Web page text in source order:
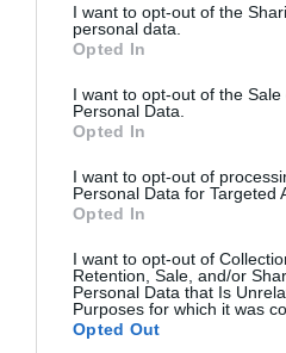
not limited to your visit or usage
grant or deny consent to
use your data for below
consent section.
I want to opt-out of the
personal data.
Opted In
I want to opt-out of the Sale
Personal Data.
Opted In
I want to opt-out of
Personal Data for Targeted
Opted In
I want to opt-out of
Retention, Sale, and/or
Personal Data that Is
Purposes for which it was
Opted Out
9. A születési viráguk
hajnalka
ragaszkodásé, vonzódásé.